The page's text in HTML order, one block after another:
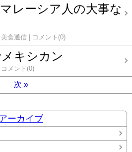
レーシア人の大事な
美食通信 コメント(0)
メキシカン
コメント(0)
次 »
ーカイブ